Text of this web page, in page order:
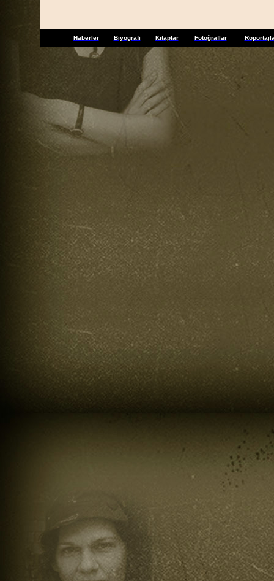
Haberler Biyografi Kitaplar Fotoğraflar